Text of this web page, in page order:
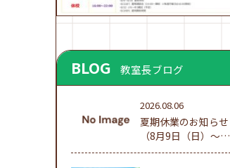
BLOG 教室長ブログ
2026.08.06
夏期休業のお知らせ
（8月9日（日）～16
日（日））